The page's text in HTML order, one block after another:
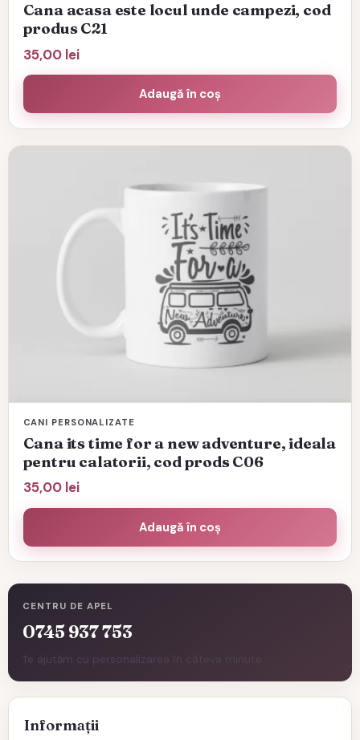
CENTRU DE APEL
0745 937 753
Te ajutăm cu personalizarea în câteva minute.
Informații
Cana acasa este locul unde campezi, cod
produs C21
35,00 lei
Adaugă în coș
CANI PERSONALIZATE
Cana its time for a new adventure, ideala
pentru calatorii, cod prods C06
35,00 lei
Adaugă în coș